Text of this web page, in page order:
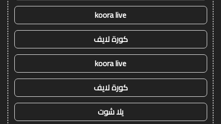
koora live
كورة لايف
koora live
كورة لايف
يلا شوت